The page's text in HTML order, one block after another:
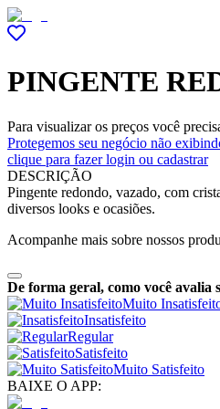
PINGENTE
Para visualizar os preços você
Protegemos seu negócio não
clique para fazer login ou cadastrar
DESCRIÇÃO
Pingente redondo, vazado, com
diversos looks e ocasiões.
Acompanhe mais sobre nossos
De forma geral, como você avalia
Muito
Insatisfeito
Regular
Satisfeito
Muito Satisfeito
BAIXE O APP: